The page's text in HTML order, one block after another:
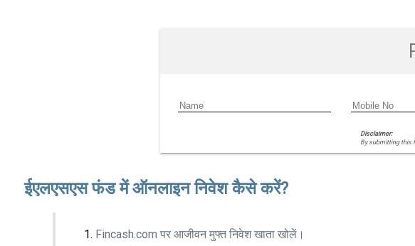
Disclaimer:
By submitting this
ईएलएसएस फंड में ऑनलाइन निवेश कैसे करें?
Fincash.com पर आजीवन मुफ्त निवेश खाता खोलें।